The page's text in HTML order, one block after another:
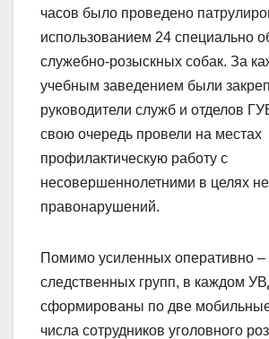
часов было проведено
использованием 24 специально
служебно-розыскных собак. За
учебным заведением были
руководители служб и отделов
свою очередь провели на местах
профилактическую работу с
несовершеннолетними в целях
правонарушений.
Помимо усиленных оперативно –
следственных групп, в каждом
сформированы по две
числа сотрудников уголовного